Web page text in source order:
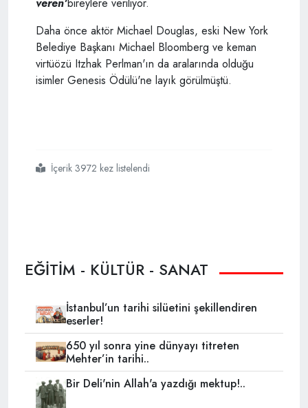
Daha önce aktör Michael Douglas, eski New York
Belediye Başkanı Michael Bloomberg ve keman
virtüözü Itzhak Perlman'ın da aralarında olduğu
isimler Genesis Ödülü'ne layık görülmüştü.
#israile
#katilsiniz
#diyen
#portman
#linç
#ediliyorİçerik 3972 kez listelendi
EĞİTİM - KÜLTÜR - SANAT
İstanbul’un tarihi silüetini şekillendiren
eserler!
650 yıl sonra yine dünyayı titreten
Mehter’in tarihi..
Bir Deli'nin Allah'a yazdığı mektup!..